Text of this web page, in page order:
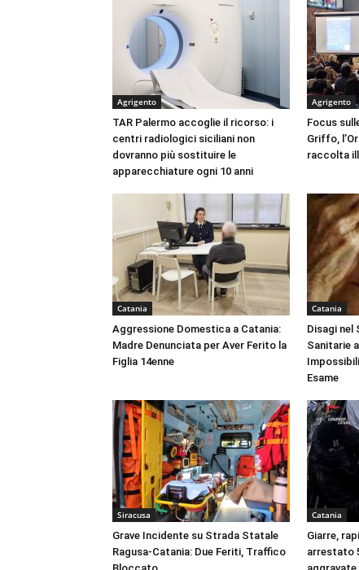
Agrigento
TAR Palermo accoglie il ricorso: i
centri radiologici siciliani non
dovranno più sostituire le
apparecchiature ogni 10 anni
Agrigento
Focus
Griffo,
raccolta
Catania
Aggressione Domestica a Catania:
Madre Denunciata per Aver Ferito la
Figlia 14enne
Catania
Disagi nel
Sanitarie
Esame
Siracusa
Grave Incidente su Strada Statale
Ragusa-Catania: Due Feriti, Traffico
Catania
Giarre,
arrestato